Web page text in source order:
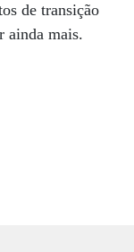
de transição
ainda mais.